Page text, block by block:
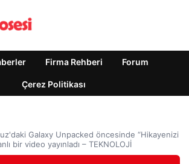
Firma Rehberi Forum
Çerez Politikası
Galaxy Unpacked öncesinde “Hikayenizi
bir video yayınladı – TEKNOLOJİ